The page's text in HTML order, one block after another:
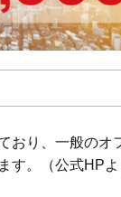
おり、一般のオ
す。（公式HPよ